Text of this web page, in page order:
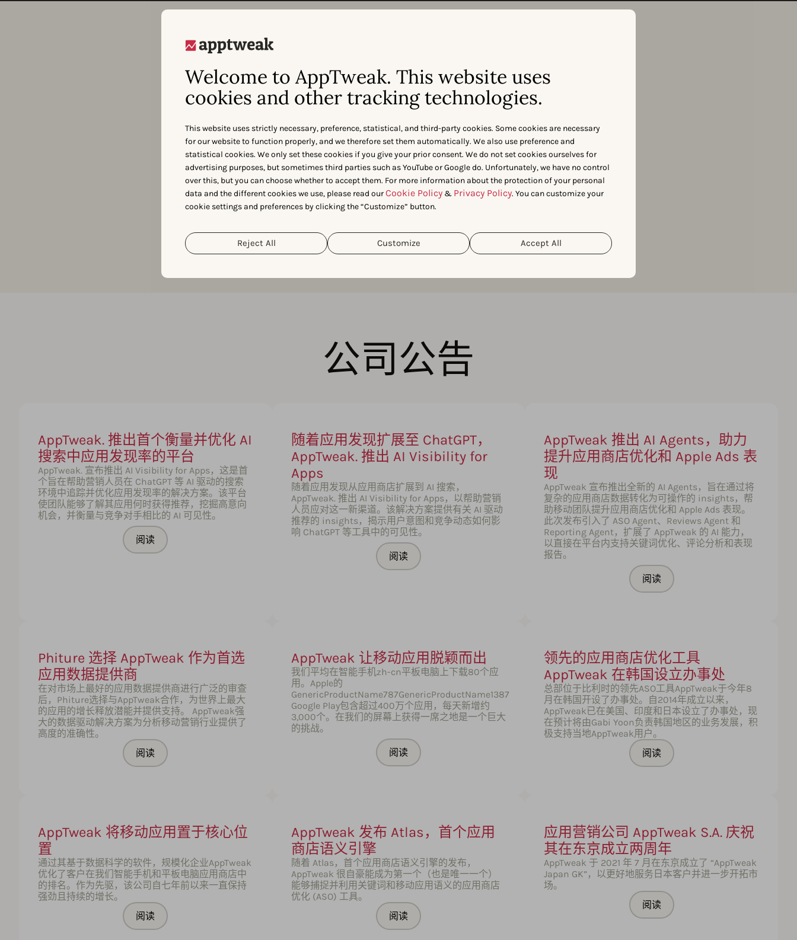
Welcome to AppTweak. This website uses
cookies and other tracking technologies.
This website uses strictly necessary, preference, statistical, and third-party cookies. Some cookies are necessary
for our website to function properly, and we therefore set them automatically. We also use preference and
statistical cookies. We only set these cookies if you give your prior consent. We do not set cookies ourselves for
advertising purposes, but sometimes third parties such as YouTube or Google do. Unfortunately, we have no control
over this, but you can choose whether to accept them. For more information about the protection of your personal
data and the different cookies we use, please read ourCookie Policy & Privacy Policy. You can customize your
cookie settings and preferences by clicking the “Customize” button.
Reject All Customize Accept All
联系我们
需要为您的下一篇文章获取独家应用市场数据吗？与我们联系我们的团队，获取我们的数据。
与我们联系
公司公告
AppTweak. 推出首个衡量并优化 AI
搜索中应用发现率的平台
AppTweak. 宣布推出 AI Visibility for Apps，这是首
个旨在帮助营销人员在 ChatGPT 等 AI 驱动的搜索
环境中追踪并优化应用发现率的解决方案。该平台
使团队能够了解其应用何时获得推荐，挖掘高意向
机会，并衡量与竞争对手相比的 AI 可见性。
阅读
随着应用发现扩展至 ChatGPT，
AppTweak. 推出 AI Visibility for
Apps
随着应用发现从应用商店扩展到 AI 搜索，
AppTweak. 推出 AI Visibility for Apps，以帮助营销
人员应对这一新渠道。该解决方案提供有关 AI 驱动
推荐的 insights，揭示用户意图和竞争动态如何影
响 ChatGPT 等工具中的可见性。
阅读
AppTweak 推出 AI Agents，助力
提升应用商店优化和 Apple Ads 表
现
AppTweak 宣布推出全新的 AI Agents，旨在通过将
复杂的应用商店数据转化为可操作的 insights，帮
助移动团队提升应用商店优化和 Apple Ads 表现。
此次发布引入了 ASO Agent、Reviews Agent 和
Reporting Agent，扩展了 AppTweak 的 AI 能力，
以直接在平台内支持关键词优化、评论分析和表现
报告。
阅读
Phiture 选择 AppTweak 作为首选
应用数据提供商
在对市场上最好的应用数据提供商进行广泛的审查
后，Phiture选择与AppTweak合作，为世界上最大
的应用的增长释放潜能并提供支持。 AppTweak强
大的数据驱动解决方案为分析移动营销行业提供了
高度的准确性。
阅读
AppTweak 让移动应用脱颖而出
我们平均在智能手机zh-cn平板电脑上下载80个应
用。Apple的
GenericProductName787GenericProductName1387
Google Play包含超过400万个应用，每天新增约
3,000个。在我们的屏幕上获得一席之地是一个巨大
的挑战。
阅读
领先的应用商店优化工具
AppTweak 在韩国设立办事处
总部位于比利时的领先ASO工具AppTweak于今年8
月在韩国开设了办事处。自2014年成立以来，
AppTweak已在美国、印度和日本设立了办事处，现
在预计将由Gabi Yoon负责韩国地区的业务发展，积
极支持当地AppTweak用户。
阅读
AppTweak 将移动应用置于核心位
置
通过其基于数据科学的软件，规模化企业AppTweak
优化了客户在我们智能手机和平板电脑应用商店中
的排名。作为先驱，该公司自七年前以来一直保持
强劲且持续的增长。
阅读
AppTweak 发布 Atlas，首个应用
商店语义引擎
随着 Atlas，首个应用商店语义引擎的发布，
AppTweak 很自豪能成为第一个（也是唯一一个）
能够捕捉并利用关键词和移动应用语义的应用商店
优化 (ASO) 工具。
阅读
应用营销公司 AppTweak S.A. 庆祝
其在东京成立两周年
AppTweak 于 2021 年 7 月在东京成立了 “AppTweak
Japan GK”，以更好地服务日本客户并进一步开拓市
场。
阅读